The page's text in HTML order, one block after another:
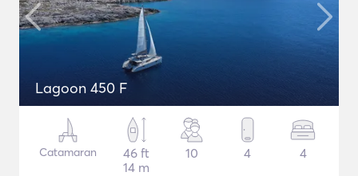
Lagoon 450 F
Catamaran
46 ft
14 m
10 4 4